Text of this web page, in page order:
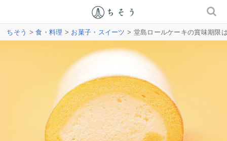
ちそう >食・料理 > お菓子・スイーツ > 堂島ロールケーキの賞味期限